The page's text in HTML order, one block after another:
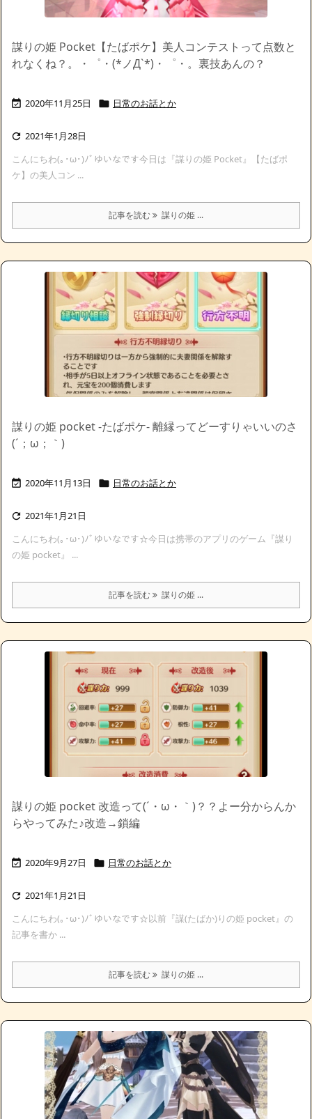
謀りの姫 Pocket【たばポケ】美人コンテストって点数と
れなくね？。・゜・(*ノД`*)・゜・。裏技あんの？
 2020年11月25日  日常のお話とか
 2021年1月28日
こんにちわ(｡･ω･)ﾉﾞゆいなです今日は『謀りの姫 Pocket』【たばポ
ケ】の美人コン ...
記事を読む 謀りの姫 ...
謀りの姫 pocket -たばポケ- 離縁ってどーすりゃいいのさ
(´；ω；｀)
 2020年11月13日  日常のお話とか
 2021年1月21日
こんにちわ(｡･ω･)ﾉﾞゆいなです☆今日は携帯のアプリのゲーム『謀り
の姫 pocket』 ...
記事を読む 謀りの姫 ...
謀りの姫 pocket 改造って(´・ω・｀)？？よー分からんか
らやってみた♪改造→鎖編
 2020年9月27日  日常のお話とか
 2021年1月21日
こんにちわ(｡･ω･)ﾉﾞゆいなです☆以前『謀(たばか)りの姫 pocket』の
記事を書か ...
記事を読む 謀りの姫 ...